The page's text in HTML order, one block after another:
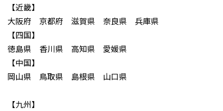
【近畿】
大阪府 京都府 滋賀県 奈良県 兵庫県
【四国】
徳島県 香川県 高知県 愛媛県
【中国】
岡山県 鳥取県 島根県 山口県
【九州】